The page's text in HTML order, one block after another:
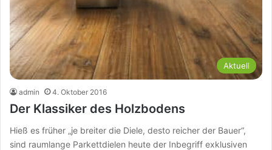
Aktuell
admin 4. Oktober 2016
Der Klassiker des Holzbodens
Hieß es früher „je breiter die Diele, desto reicher der Bauer“,
sind raumlange Parkettdielen heute der Inbegriff exklusiven